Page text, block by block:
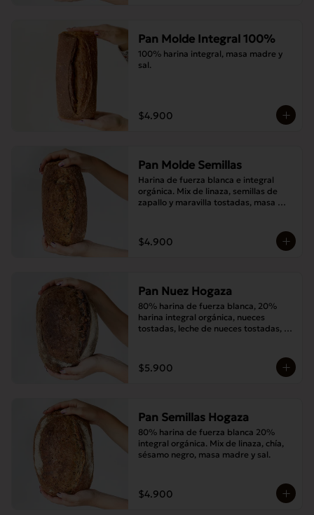
Pan Molde Integral 100%
100% harina integral, masa madre y
sal.
$4.900
Pan Molde Semillas
Harina de fuerza blanca e integral
orgánica. Mix de linaza, semillas de
zapallo y maravilla tostadas, masa
$4.900
Pan Nuez Hogaza
80% harina de fuerza blanca, 20%
harina integral orgánica, nueces
tostadas, leche de nueces tostadas,
$5.900
Pan Semillas Hogaza
80% harina de fuerza blanca 20%
integral orgánica. Mix de linaza, chía,
sésamo negro, masa madre y sal.
$4.900